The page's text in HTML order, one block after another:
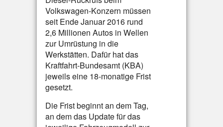
Volkswagen-Konzern müssen
seit Ende Januar 2016 rund
2,6 Millionen Autos in Wellen
zur Umrüstung in die
Werkstätten. Dafür hat das
Kraftfahrt-Bundesamt (KBA)
jeweils eine 18-monatige Frist
gesetzt.
Die Frist beginnt an dem Tag,
an dem das Update für das